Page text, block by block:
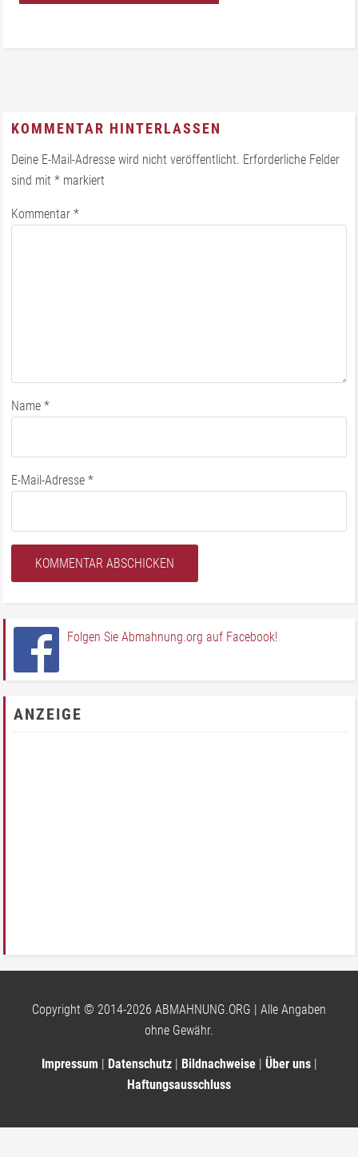
KOMMENTAR HINTERLASSEN
Deine E-Mail-Adresse wird nicht veröffentlicht. Erforderliche Felder
sind mit* markiert
Kommentar*
Name*
E-Mail-Adresse*
Folgen Sie Abmahnung.org auf Facebook!
ANZEIGE
Copyright © 2014-2026 ABMAHNUNG.ORG | Alle Angaben
ohne Gewähr.
Impressum | Datenschutz| Bildnachweise| Über uns|
Haftungsausschluss